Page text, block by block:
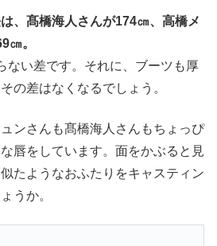
、髙橋海人さんが174㎝、高橋メ
㎝。
ない差です。それに、ブーツも厚
の差はなくなるでしょう。
ンさんも髙橋海人さんもちょっぴ
唇をしています。面をかぶると見
たようなおふたりをキャスティン
うか。